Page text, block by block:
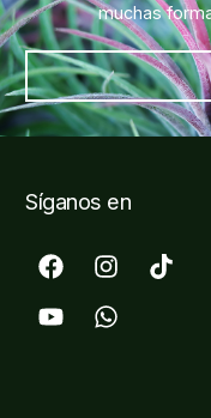
muchas
Síganos en